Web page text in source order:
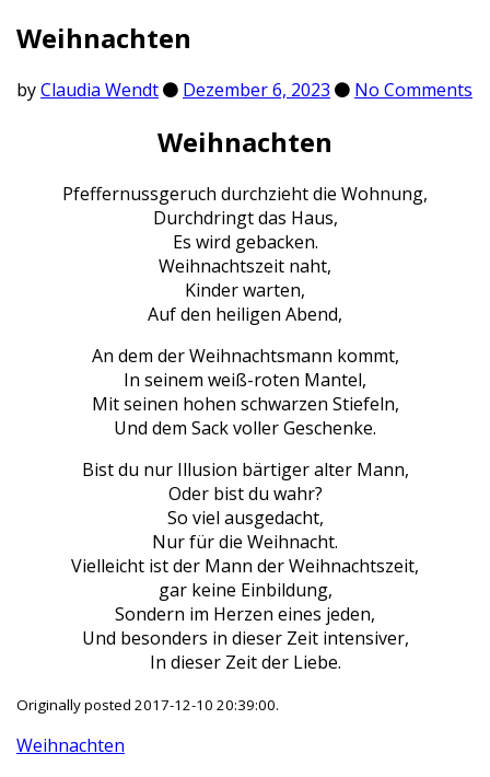
Weihnachten
byClaudia Wendt Dezember 6, 2023 No Comments
Weihnachten
Pfeffernussgeruch durchzieht die Wohnung,
Durchdringt das Haus,
Es wird gebacken.
Weihnachtszeit naht,
Kinder warten,
Auf den heiligen Abend,
An dem der Weihnachtsmann kommt,
In seinem weiß-roten Mantel,
Mit seinen hohen schwarzen Stiefeln,
Und dem Sack voller Geschenke.
Bist du nur Illusion bärtiger alter Mann,
Oder bist du wahr?
So viel ausgedacht,
Nur für die Weihnacht.
Vielleicht ist der Mann der Weihnachtszeit,
gar keine Einbildung,
Sondern im Herzen eines jeden,
Und besonders in dieser Zeit intensiver,
In dieser Zeit der Liebe.
Originally posted 2017-12-10 20:39:00.
Weihnachten